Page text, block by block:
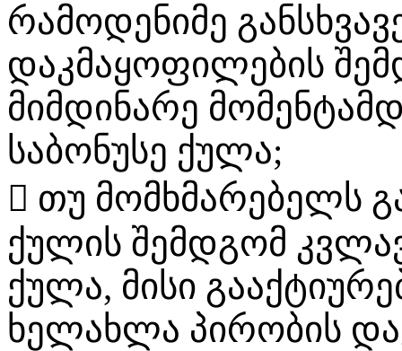
რამოდენიმე
დაკმაყოფილების
მიმდინარე
საბონუსე ქულა;
 თუ მომხმარებელს
ქულის შემდგომ
ქულა, მისი
ხელახლა პირობის